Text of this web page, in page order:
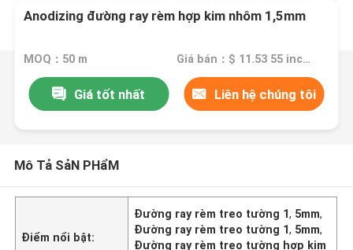
Anodizing đường ray rèm hợp kim nhôm 1,5mm
MOQ：50 m Giá bán：$ 11.53 55 inches.
Giá tốt nhất Liên hệ chúng tôi
Mô Tả SảN PHẩM
Điểm nổi bật:
Đường ray rèm treo tường 1, 5mm,
Đường ray rèm treo tường 1, 5mm,
Đường ray rèm treo tường hợp kim